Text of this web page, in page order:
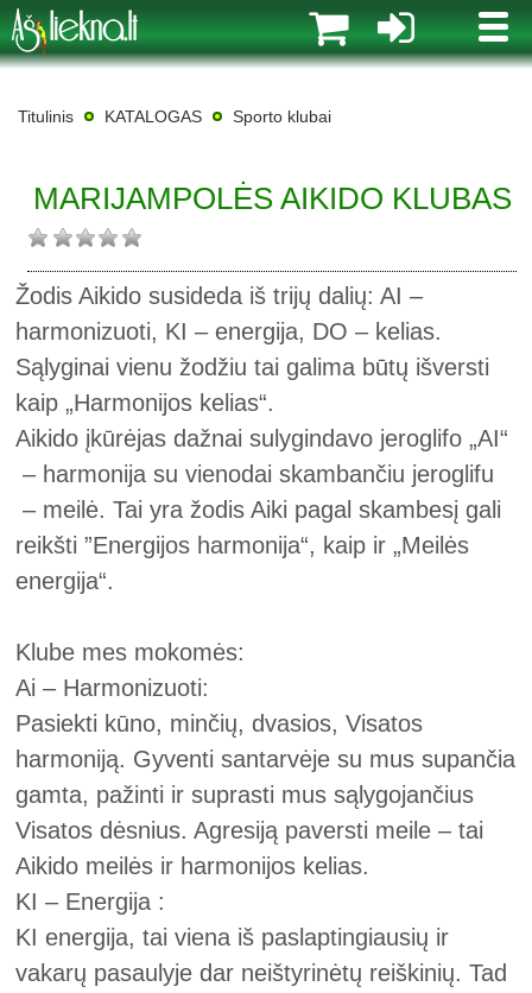
MENIU
Titulinis KATALOGAS Sporto klubai
MARIJAMPOLĖS AIKIDO KLUBAS
Žodis Aikido susideda iš trijų dalių: AI –
harmonizuoti, KI – energija, DO – kelias.
Sąlyginai vienu žodžiu tai galima būtų išversti
kaip „Harmonijos kelias“.
Aikido įkūrėjas dažnai sulygindavo jeroglifo „AI“
– harmonija su vienodai skambančiu jeroglifu
– meilė. Tai yra žodis Aiki pagal skambesį gali
reikšti ”Energijos harmonija“, kaip ir „Meilės
energija“.
Klube mes mokomės:
Ai – Harmonizuoti:
Pasiekti kūno, minčių, dvasios, Visatos
harmoniją. Gyventi santarvėje su mus supančia
gamta, pažinti ir suprasti mus sąlygojančius
Visatos dėsnius. Agresiją paversti meile – tai
Aikido meilės ir harmonijos kelias.
KI – Energija :
KI energija, tai viena iš paslaptingiausių ir
vakarų pasaulyje dar neištyrinėtų reiškinių. Tad